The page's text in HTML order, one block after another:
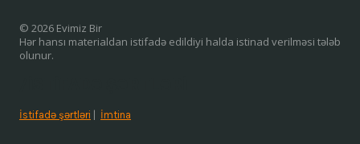
© 2026 Evimiz Bir
Hər hansı materialdan istifadə edildiyi halda istinad verilməsi tələb
olunur.
İstifadə şərtləri İmtina